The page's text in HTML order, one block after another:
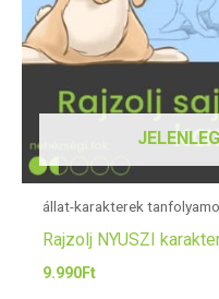
állat-karakterek
Rajzolj NYUSZI
9.990Ft